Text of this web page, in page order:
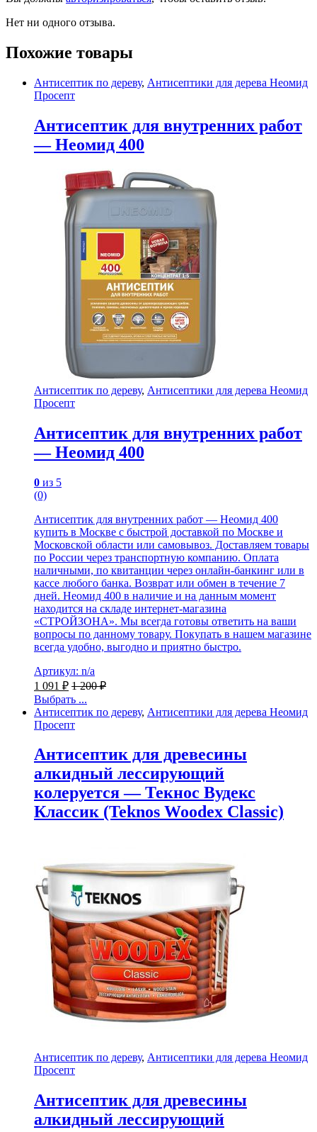
Нет ни одного отзыва.
Похожие товары
Антисептик по дереву, Антисептики для дерева Неомид
Просепт
Антисептик для внутренних работ
— Неомид 400
Антисептик по дереву, Антисептики для дерева Неомид
Просепт
Антисептик для внутренних работ
— Неомид 400
0 из 5
(0)
Антисептик для внутренних работ — Неомид 400
купить в Москве с быстрой доставкой по Москве и
Московской области или самовывоз. Доставляем товары
по России через транспортную компанию. Оплата
наличными, по квитанции через онлайн-банкинг или в
кассе любого банка. Возврат или обмен в течение 7
дней. Неомид 400 в наличие и на данным момент
находится на складе интернет-магазина
«СТРОЙЗОНА». Мы всегда готовы ответить на ваши
вопросы по данному товару. Покупать в нашем магазине
всегда удобно, выгодно и приятно быстро.
Артикул: n/a
1 091 ₽ 1 200₽
Выбрать ...
Антисептик по дереву, Антисептики для дерева Неомид
Просепт
Антисептик для древесины
алкидный лессирующий
колеруется — Текнос Вудекс
Классик (Teknos Woodex Classic)
Антисептик по дереву, Антисептики для дерева Неомид
Просепт
Антисептик для древесины
алкидный лессирующий